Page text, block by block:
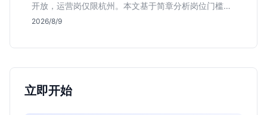
开放，运营岗仅限杭州。本文基于简章分析岗位门槛、
薪资行情及适合人群，帮应届生判断是否值得投递。
2026/8/9
立即开始